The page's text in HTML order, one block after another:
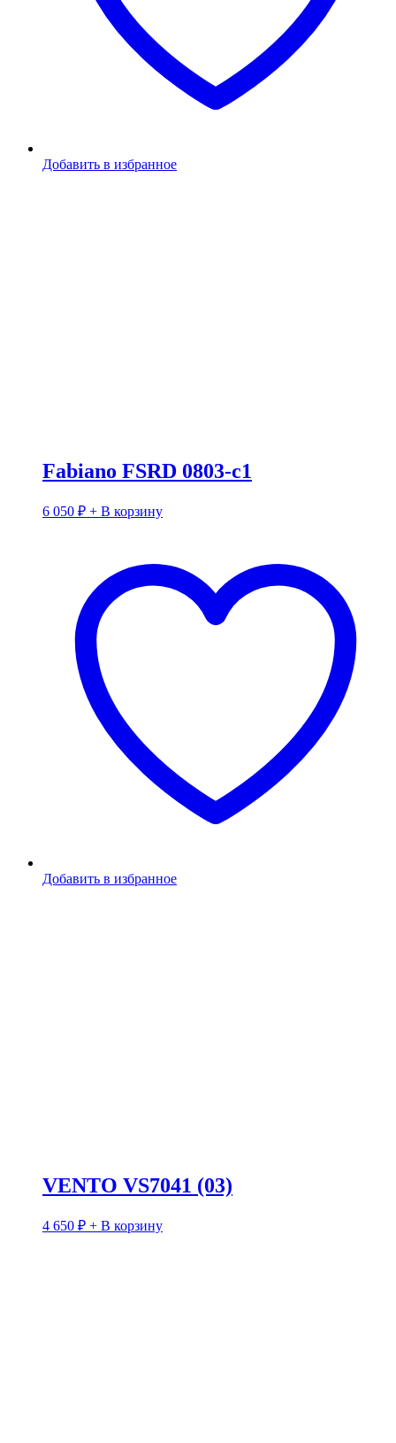
Добавить в избранное
Fabiano FSRD 0803-c1
6 050 ₽ + В корзину
Добавить в избранное
VENTO VS7041 (03)
4 650 ₽ + В корзину